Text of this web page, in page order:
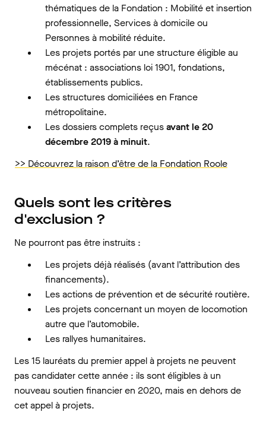
thématiques de la Fondation : Mobilité et insertion
professionnelle, Services à domicile ou
Personnes à mobilité réduite.
Les projets portés par une structure éligible au
mécénat : associations loi 1901, fondations,
établissements publics.
Les structures domiciliées en France
métropolitaine.
Les dossiers complets reçusavant le 20
décembre 2019 à minuit.
>> Découvrez la raison d’être de la Fondation Roole
Quels sont les critères
d'exclusion ?
Ne pourront pas être instruits :
Les projets déjà réalisés (avant l’attribution des
financements).
Les actions de prévention et de sécurité routière.
Les projets concernant un moyen de locomotion
autre que l’automobile.
Les rallyes humanitaires.
Les 15 lauréats du premier appel à projets ne peuvent
pas candidater cette année : ils sont éligibles à un
nouveau soutien financier en 2020, mais en dehors de
cet appel à projets.